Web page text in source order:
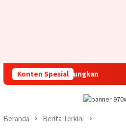
Konten Spesial
Dungkan Dansat Brimobda
Beranda Berita Terkini